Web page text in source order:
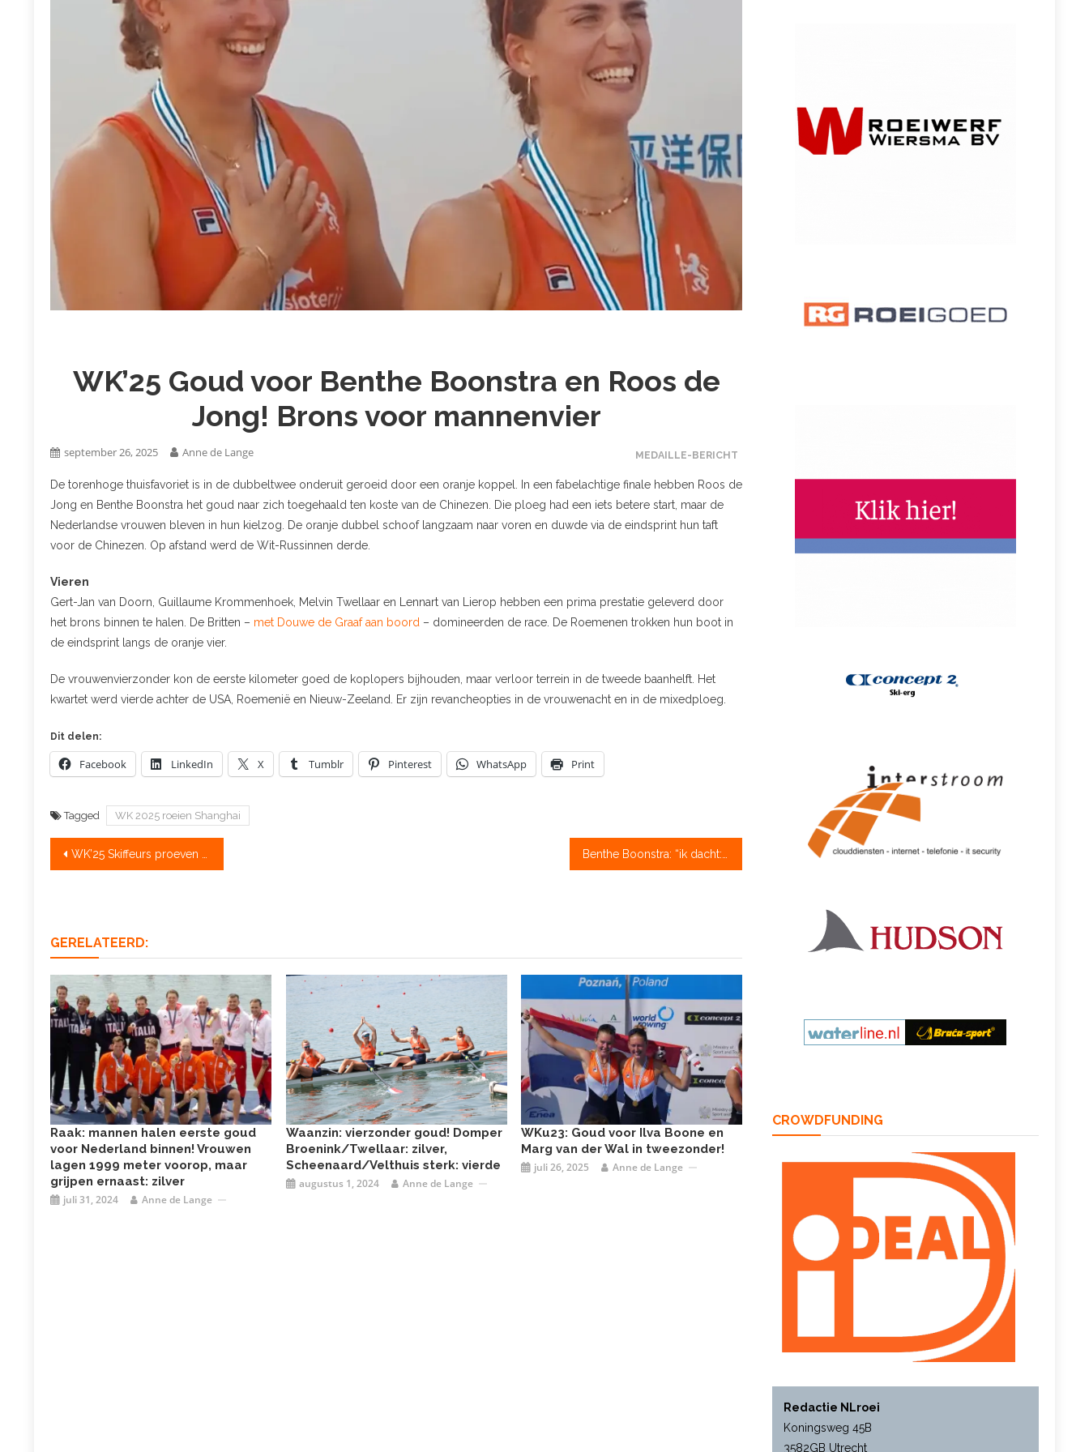
WK’25 Goud voor Benthe Boonstra en Roos de
Jong! Brons voor mannenvier
MEDAILLE-BERICHT
september 26, 2025 Anne de Lange
De torenhoge thuisfavoriet is in de dubbeltwee onderuit geroeid door een oranje koppel. In een fabelachtige finale hebben Roos de
Jong en Benthe Boonstra het goud naar zich toegehaald ten koste van de Chinezen. Die ploeg had een iets betere start, maar de
Nederlandse vrouwen bleven in hun kielzog. De oranje dubbel schoof langzaam naar voren en duwde via de eindsprint hun taft
voor de Chinezen. Op afstand werd de Wit-Russinnen derde.
Vieren
Gert-Jan van Doorn, Guillaume Krommenhoek, Melvin Twellaar en Lennart van Lierop hebben een prima prestatie geleverd door
het brons binnen te halen. De Britten – met Douwe de Graaf aan boord – domineerden de race. De Roemenen trokken hun boot in
de eindsprint langs de oranje vier.
De vrouwenvierzonder kon de eerste kilometer goed de koplopers bijhouden, maar verloor terrein in de tweede baanhelft. Het
kwartet werd vierde achter de USA, Roemenië en Nieuw-Zeeland. Er zijn revancheopties in de vrouwenacht en in de mixedploeg.
Dit delen:
Facebook LinkedIn X Tumblr Pinterest WhatsApp Print
Tagged WK 2025 roeien Shanghai
Bericht
WK’25 Skiffeurs proeven elkaars nieren
GERELATEERD:
Raak: mannen halen eerste goud
voor Nederland binnen! Vrouwen
lagen 1999 meter voorop, maar
grijpen ernaast: zilver
juli 31, 2024 Anne de Lange
Waanzin: vierzonder goud! Domper
Broenink/Twellaar: zilver,
Scheenaard/Velthuis sterk: vierde
augustus 1, 2024 Anne de Lange
WKu23: Goud voor Ilva Boone en
Marg van der Wal in tweezonder!
juli 26, 2025 Anne de Lange
CROWDFUNDING
Redactie NLroei
Koningsweg 45B
3582GB Utrecht